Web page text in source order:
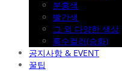
분홍색
빨간색
그 외 다양한 색상
특수컬러(승화)
공지사항 & EVENT
꿀팁